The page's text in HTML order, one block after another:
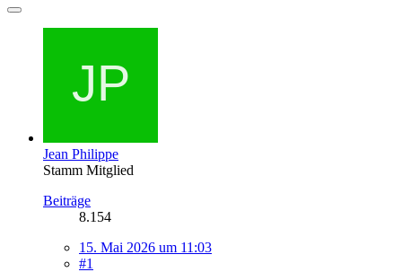
Jean Philippe
Stamm Mitglied
Beiträge
8.154
15. Mai 2026 um 11:03
#1